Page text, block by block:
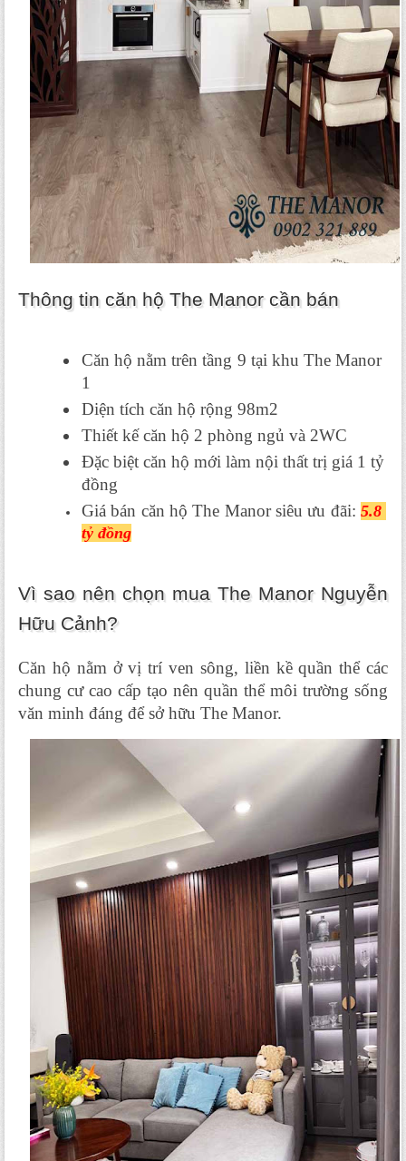
Thông tin căn hộ The Manor cần bán
Căn hộ nằm trên tầng 9 tại khu The Manor
1
Diện tích căn hộ rộng 98m2
Thiết kế căn hộ 2 phòng ngủ và 2WC
Đặc biệt căn hộ mới làm nội thất trị giá 1 tỷ
đồng
Giá bán căn hộ The Manor siêu ưu đãi: 5.8
tỷ đồng
Vì sao nên chọn mua The Manor Nguyễn
Hữu Cảnh?
Căn hộ nằm ở vị trí ven sông, liền kề quần thể các
chung cư cao cấp tạo nên quần thể môi trường sống
văn minh đáng để sở hữu The Manor.